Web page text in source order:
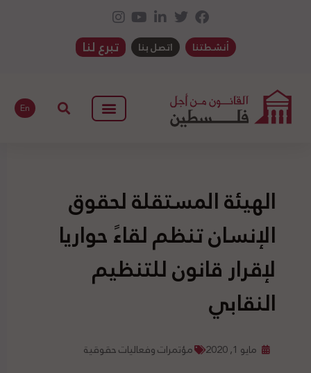
أنشطتنا اتصل بنا تبرع لنا
En
الهيئة المستقلة لحقوق
الإنسان تنظم لقاءً حواريا
لإقرار قانون للتنظيم
النقابي
مايو 1, 2020 مؤتمرات وفعاليات حقوقية